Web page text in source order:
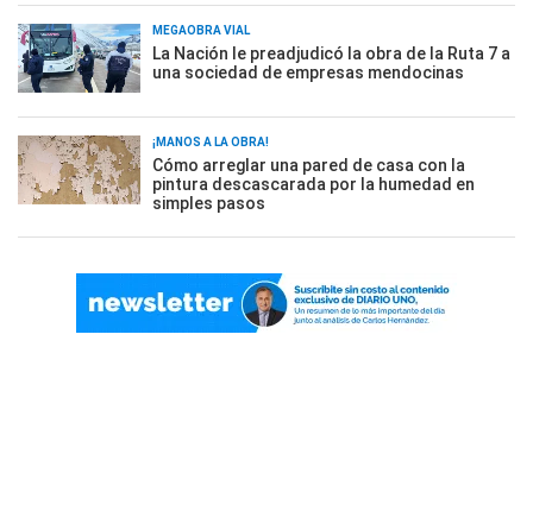
MEGAOBRA VIAL
La Nación le preadjudicó la obra de la Ruta 7 a
una sociedad de empresas mendocinas
¡MANOS A LA OBRA!
Cómo arreglar una pared de casa con la
pintura descascarada por la humedad en
simples pasos